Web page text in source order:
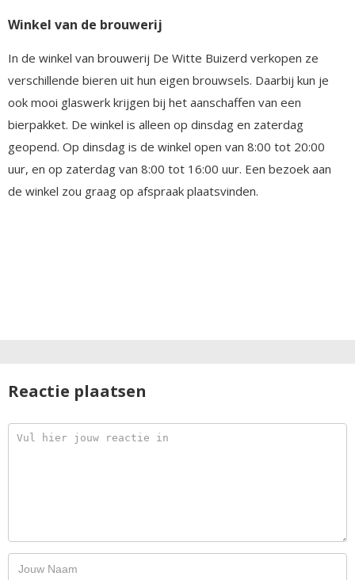
Winkel van de brouwerij
In de winkel van brouwerij De Witte Buizerd verkopen ze
verschillende bieren uit hun eigen brouwsels. Daarbij kun je
ook mooi glaswerk krijgen bij het aanschaffen van een
bierpakket. De winkel is alleen op dinsdag en zaterdag
geopend. Op dinsdag is de winkel open van 8:00 tot 20:00
uur, en op zaterdag van 8:00 tot 16:00 uur. Een bezoek aan
de winkel zou graag op afspraak plaatsvinden.
Reactie plaatsen